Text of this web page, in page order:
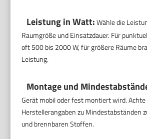
Leistung in Watt:Wähle die
Raumgröße und Einsatzdauer. Für
oft 500 bis 2000 W, für größere Räume
Leistung.
Montage und
Gerät mobil oder fest montiert wird. Achte
Herstellerangaben zu Mindestabständen
und brennbaren Stoffen.